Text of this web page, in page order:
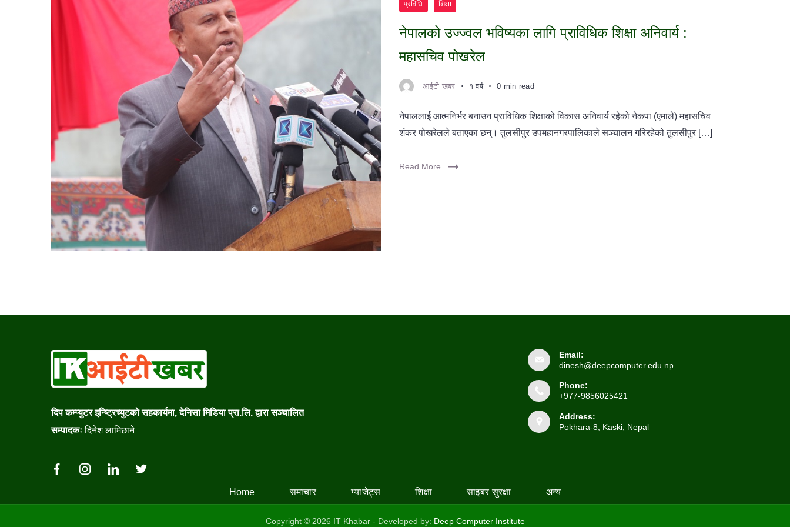
प्रविधि शिक्षा
नेपालको उज्ज्वल भविष्यका लागि प्राविधिक शिक्षा अनिवार्य :
महासचिव पोखरेल
आईटी खबर १ वर्ष 0 min read
नेपाललाई आत्मनिर्भर बनाउन प्राविधिक शिक्षाको विकास अनिवार्य रहेको नेकपा (एमाले) महासचिव
शंकर पोखरेलले बताएका छन्। तुलसीपुर उपमहानगरपालिकाले सञ्चालन गरिरहेको तुलसीपुर […]
Read More
दिप कम्प्युटर इन्ष्ट्रिच्युटको सहकार्यमा, देनिसा मिडिया प्रा.लि. द्वारा सञ्चालित
सम्पादकःदिनेश लामिछाने
Email:
dinesh@deepcomputer.edu.np
Phone:
+977-9856025421
Address:
Pokhara-8, Kaski, Nepal
Home समाचार ग्याजेट्स शिक्षा साइबर सुरक्षा अन्य
Copyright © 2026 IT Khabar - Developed by: Deep Computer Institute